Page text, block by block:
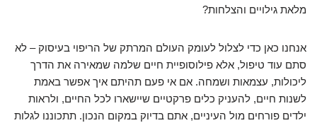
מלאת גילויים והצלחות?
אנחנו כאן כדי לצלול לעומק העולם המרתק של הריפוי בעיסוק – לא
סתם עוד טיפול, אלא פילוסופיית חיים שלמה שמאירה את הדרך
ליכולות, עצמאות ושמחה. אם אי פעם תהיתם איך אפשר באמת
לשנות חיים, להעניק כלים פרקטיים שיישארו לכל החיים, ולראות
ילדים פורחים מול העיניים, אתם בדיוק במקום הנכון. תתכוננו לגלות